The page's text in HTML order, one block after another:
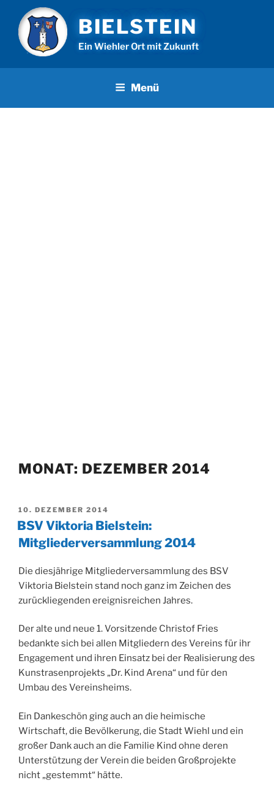
Inhalt
springen
BIELSTEIN
Ein Wiehler Ort mit Zukunft
Menü
MONAT: DEZEMBER 2014
VERÖFFENTLICHT
AM
10. DEZEMBER 2014
BSV Viktoria Bielstein:
Mitgliederversammlung 2014
Die diesjährige Mitgliederversammlung des BSV
Viktoria Bielstein stand noch ganz im Zeichen des
zurückliegenden ereignisreichen Jahres.
Der alte und neue 1. Vorsitzende Christof Fries
bedankte sich bei allen Mitgliedern des Vereins für ihr
Engagement und ihren Einsatz bei der Realisierung des
Kunstrasenprojekts „Dr. Kind Arena“ und für den
Umbau des Vereinsheims.
Ein Dankeschön ging auch an die heimische
Wirtschaft, die Bevölkerung, die Stadt Wiehl und ein
großer Dank auch an die Familie Kind ohne deren
Unterstützung der Verein die beiden Großprojekte
nicht „gestemmt“ hätte.